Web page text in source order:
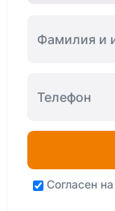
Согласен на